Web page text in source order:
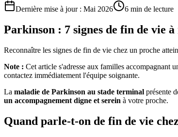
Dernière mise à jour : Mai 2026 6 min de lecture
Parkinson : 7 signes de fin de vie
Reconnaître les signes de fin de vie chez un proche
Note : Cet article s'adresse aux familles accompagnant
contactez immédiatement l'équipe soignante.
La maladie de Parkinson au stade terminal présente
un accompagnement digne et serein à votre proche.
Quand parle-t-on de fin de vie